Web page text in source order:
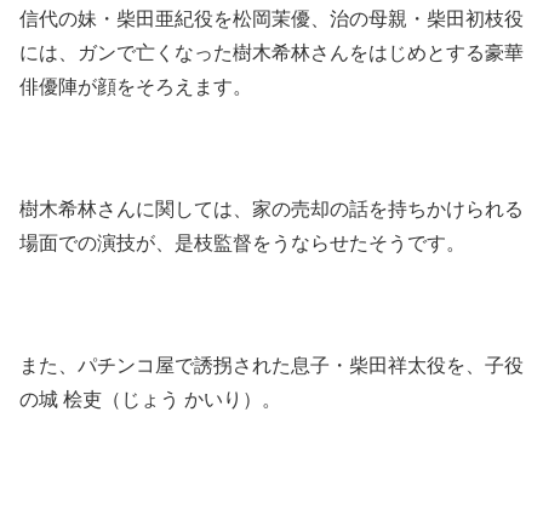
信代の妹・柴田亜紀役を松岡茉優、治の母親・柴田初枝役
には、ガンで亡くなった樹木希林さんをはじめとする豪華
俳優陣が顔をそろえます。
樹木希林さんに関しては、家の売却の話を持ちかけられる
場面での演技が、是枝監督をうならせたそうです。
また、パチンコ屋で誘拐された息子・柴田祥太役を、子役
の城 桧吏（じょう かいり）。